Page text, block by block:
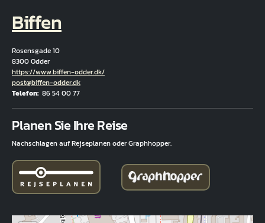
Biffen
Rosensgade 10
8300 Odder
Hjemmeside
https://www.biffen-odder.dk/
E-Mail
post@biffen-odder.dk
Telefon 86 54 00 77
Planen Sie Ihre Reise
Nachschlagen auf Rejseplanen oder Graphhopper.